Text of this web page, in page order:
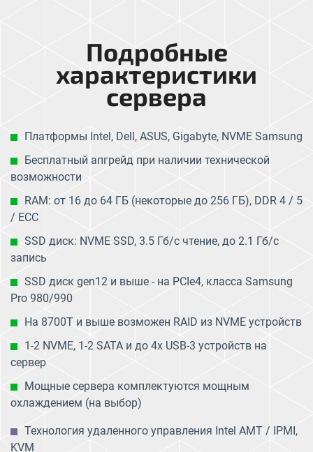
Подробные
характеристики
сервера
Платформы Intel, Dell, ASUS, Gigabyte, NVME Samsung
Бесплатный апгрейд при наличии технической
возможности
RAM: от 16 до 64 ГБ (некоторые до 256 ГБ), DDR 4 / 5
/ ECC
SSD диск: NVME SSD, 3.5 Гб/с чтение, до 2.1 Гб/с
запись
SSD диск gen12 и выше - на PCIe4, класса Samsung
Pro 980/990
На 8700T и выше возможен RAID из NVME устройств
1-2 NVME, 1-2 SATA и до 4х USB-3 устройств на
сервер
Мощные сервера комплектуются мощным
охлаждением (на выбор)
Технология удаленного управления Intel AMT / IPMI,
KVM